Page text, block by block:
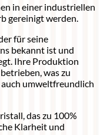
in einer industriellen
gereinigt werden.
für seine
bekannt ist und
Ihre Produktion
was zu
umweltfreundlich
das zu 100%
Klarheit und